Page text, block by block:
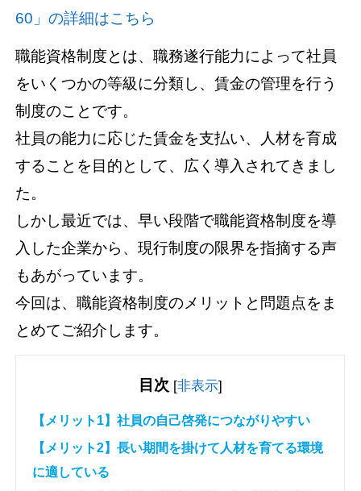
60」の詳細はこちら
職能資格制度とは、職務遂行能力によって社員
をいくつかの等級に分類し、賃金の管理を行う
制度のことです。
社員の能力に応じた賃金を支払い、人材を育成
することを目的として、広く導入されてきまし
た。
しかし最近では、早い段階で職能資格制度を導
入した企業から、現行制度の限界を指摘する声
もあがっています。
今回は、職能資格制度のメリットと問題点をま
とめてご紹介します。
目次 [非表示]
【メリット1】社員の自己啓発につながりやすい
【メリット2】長い期間を掛けて人材を育てる環境
に適している